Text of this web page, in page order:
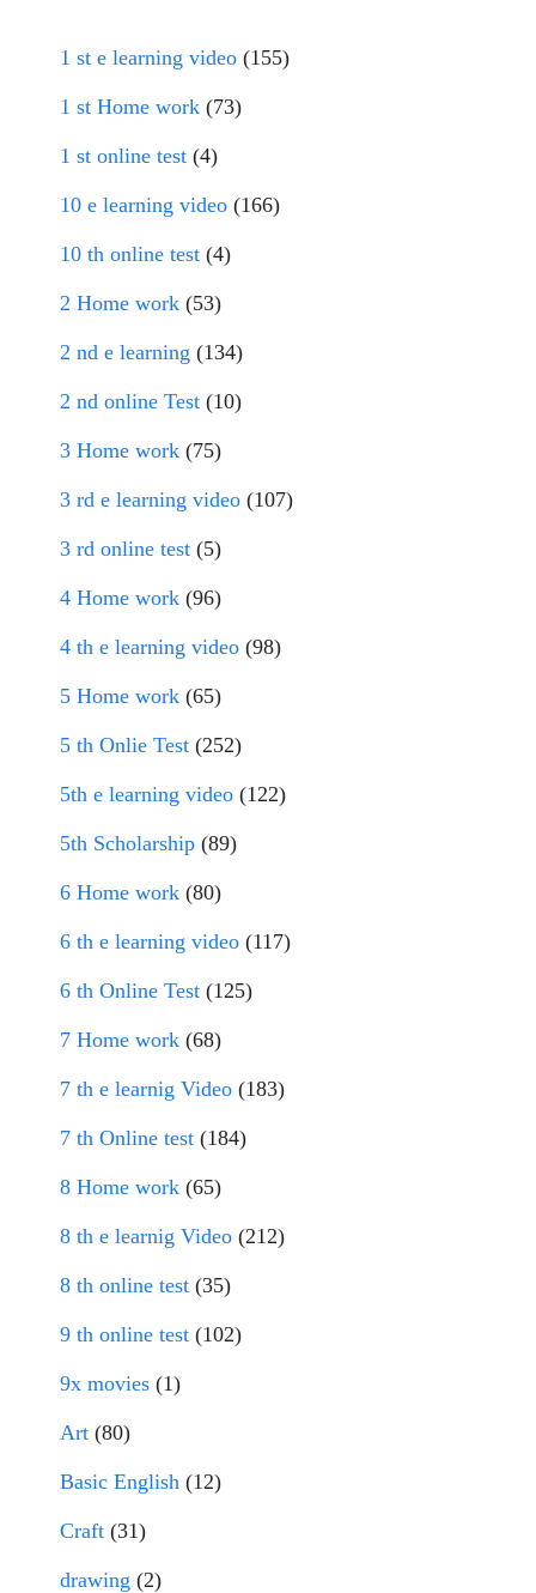
1 st e learning video (155)
1 st Home work (73)
1 st online test (4)
10 e learning video (166)
10 th online test (4)
2 Home work (53)
2 nd e learning (134)
2 nd online Test (10)
3 Home work (75)
3 rd e learning video (107)
3 rd online test (5)
4 Home work (96)
4 th e learning video (98)
5 Home work (65)
5 th Onlie Test (252)
5th e learning video (122)
5th Scholarship (89)
6 Home work (80)
6 th e learning video (117)
6 th Online Test (125)
7 Home work (68)
7 th e learnig Video (183)
7 th Online test (184)
8 Home work (65)
8 th e learnig Video (212)
8 th online test (35)
9 th online test (102)
9x movies (1)
Art (80)
Basic English (12)
Craft (31)
drawing (2)